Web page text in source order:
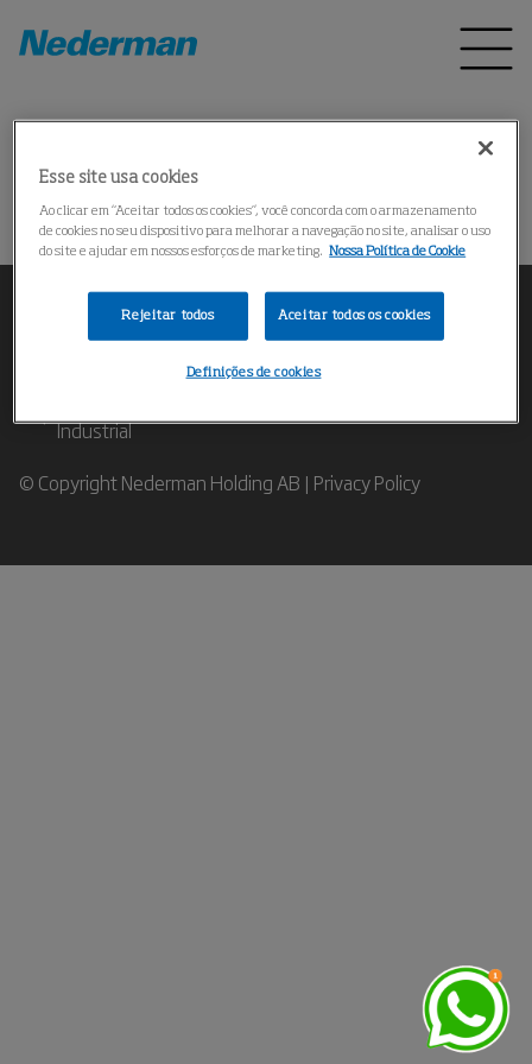
Pagina inicial Produtos *
Could not find the product
Industrial
© Copyright Nederman Holding AB | Privacy Policy
Esse site usa cookies
Ao clicar em “Aceitar todos os cookies”, você concorda com o armazenamento
de cookies no seu dispositivo para melhorar a navegação no site, analisar o uso
do site e ajudar em nossos esforços de marketing. Nossa Política de Cookie
Rejeitar todos Aceitar todos os cookies
Definições de cookies